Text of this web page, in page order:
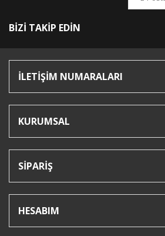
BİZİ TAKİP EDİN
İLETİŞİM NUMARALARI
KURUMSAL
SİPARİŞ
HESABIM